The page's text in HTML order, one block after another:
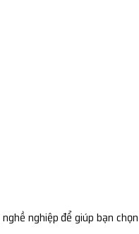
nghiệp để giúp bạn chọn